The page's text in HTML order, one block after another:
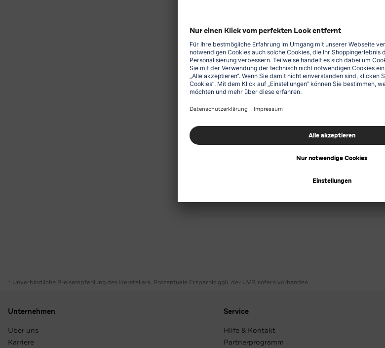
* Unverbindliche Preisempfehlung des Herstellers. Prozentuale Ersparnis ggü. der UVP, sofern vorhanden
Unternehmen
Über uns
Karriere
Service
Hilfe & Kontakt
Partnerprogramm